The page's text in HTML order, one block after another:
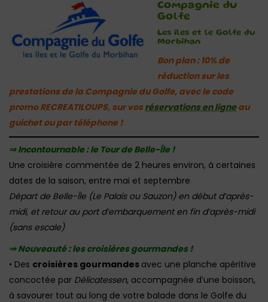
Compagnie du
Golfe
Les îles et le Golfe du
Morbihan
Bon plan : 10% de
réduction sur les
prestations de la Compagnie du Golfe, avec le code
promo RECREATILOUPS, sur vosréservations en ligneau
guichet ou par téléphone !
⇒ Incontournable : le Tour de Belle-Île !
Une croisière commentée de 2 heures environ, à certaines
dates de la saison, entre mai et septembre
Départ de Belle-Île (Le Palais ou Sauzon) en début d’après-
midi, et retour au port d’embarquement en fin d’après-midi
(sans escale)
⇒ Nouveauté : les croisières gourmandes !
• Des croisières gourmandes avec une planche apéritive
concoctée par Délicatessen, accompagnée d’une boisson,
à savourer tout au long de votre balade dans le Golfe du